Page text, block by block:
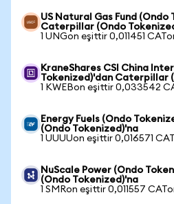
US Natural Gas Fund (Ondo
Caterpillar (Ondo
1 UNGon eşittir 0,011451
KraneShares CSI China
Tokenized)'dan Caterpillar
1 KWEBon eşittir 0,033542
Energy Fuels (Ondo
(Ondo Tokenized)'na
1 UUUUon eşittir 0,016571
NuScale Power (Ondo
(Ondo Tokenized)'na
1 SMRon eşittir 0,011557